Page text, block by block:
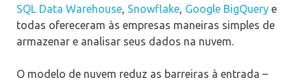
SQL Data Warehouse Snowflake Google BigQuery e
todas ofereceram às empresas maneiras simples de
armazenar e analisar seus dados na nuvem.
O modelo de nuvem reduz as barreiras à entrada –